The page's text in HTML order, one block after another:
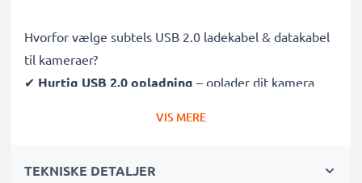
Hvorfor vælge subtels USB 2.0 ladekabel & datakabel
til kameraer?
✔ Hurtig USB 2.0 opladning – oplader dit kamera
computer, laptop eller tablet
VIS MERE
TEKNISKE DETALJER